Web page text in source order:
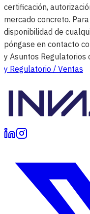
certificación,
mercado concreto.
disponibilidad de
póngase en contacto
y Asuntos Regulatorios
y Regulatorio / Ventas